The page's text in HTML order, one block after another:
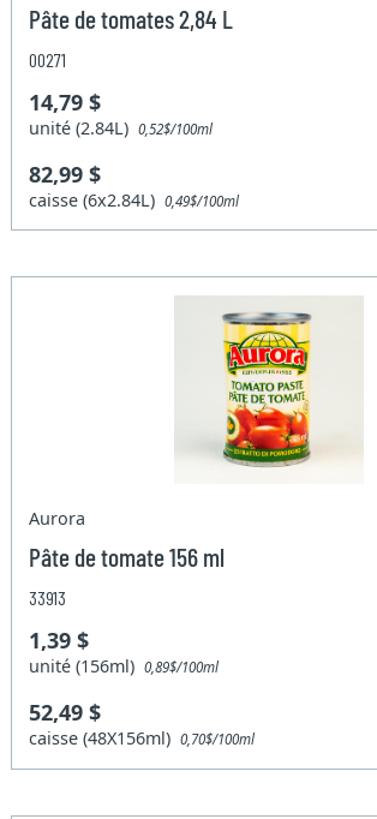
Pâte de tomates 2,84 L
00271
14,79 $
unité (2.84L)0,52$/100ml
82,99 $
caisse (6x2.84L)0,49$/100ml
Aurora
Pâte de tomate 156 ml
33913
1,39 $
unité (156ml)0,89$/100ml
52,49 $
caisse (48X156ml)0,70$/100ml